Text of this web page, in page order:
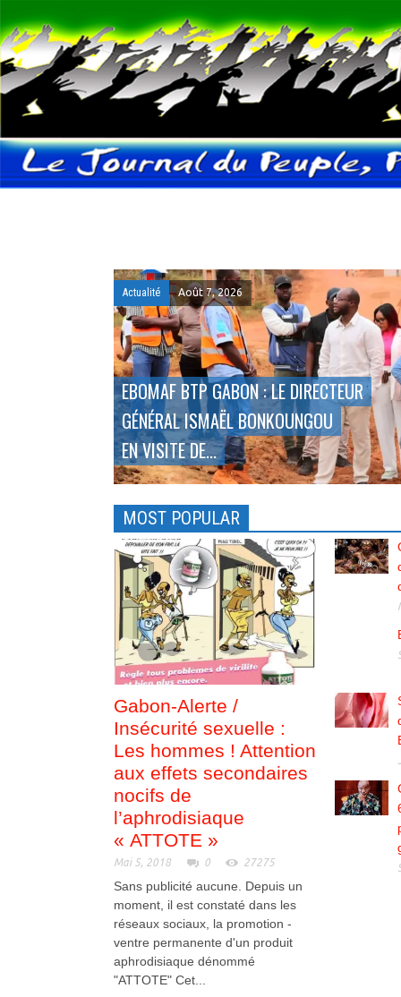
Actualité Août 7, 2026
EBOMAF BTP GABON : LE DIRECTEUR
GÉNÉRAL ISMAËL BONKOUNGOU
EN VISITE DE...
MOST POPULAR
Gabon-Alerte /
Insécurité sexuelle :
Les hommes ! Attention
aux effets secondaires
nocifs de
l’aphrodisiaque
« ATTOTE »
Mai 5, 2018 0 27275
Sans publicité aucune. Depuis un
moment, il est constaté dans les
réseaux sociaux, la promotion -
ventre permanente d'un produit
aphrodisiaque dénommé
"ATTOTE" Cet...